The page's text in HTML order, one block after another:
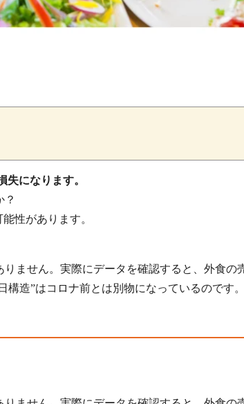
失になります。
？
性があります。
ません。実際にデータを確認すると、外食の
造”はコロナ前とは別物になっているのです。